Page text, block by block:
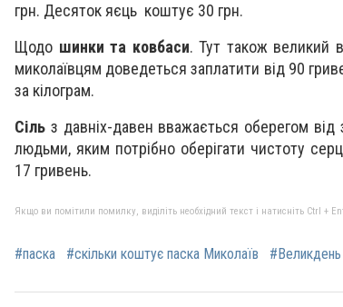
грн. Десяток яєць коштує 30 грн.
Щодо шинки та ковбаси. Тут також великий
миколаївцям доведеться заплатити від 90
за кілограм.
Сіль з давніх-давен вважається оберегом
людьми, яким потрібно оберігати чистоту
17 гривень.
Якщо ви помітили помилку, виділіть необхідний текст і натисніть Ctrl +
#паска #скільки коштує паска Миколаїв #Великдень